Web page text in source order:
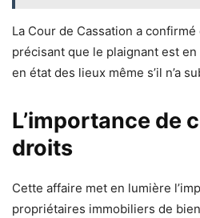
La Cour de Cassation a
précisant que le plaignant est
en état des lieux même s’il n’a
L’importance de
droits
Cette affaire met en lumière
propriétaires immobiliers de